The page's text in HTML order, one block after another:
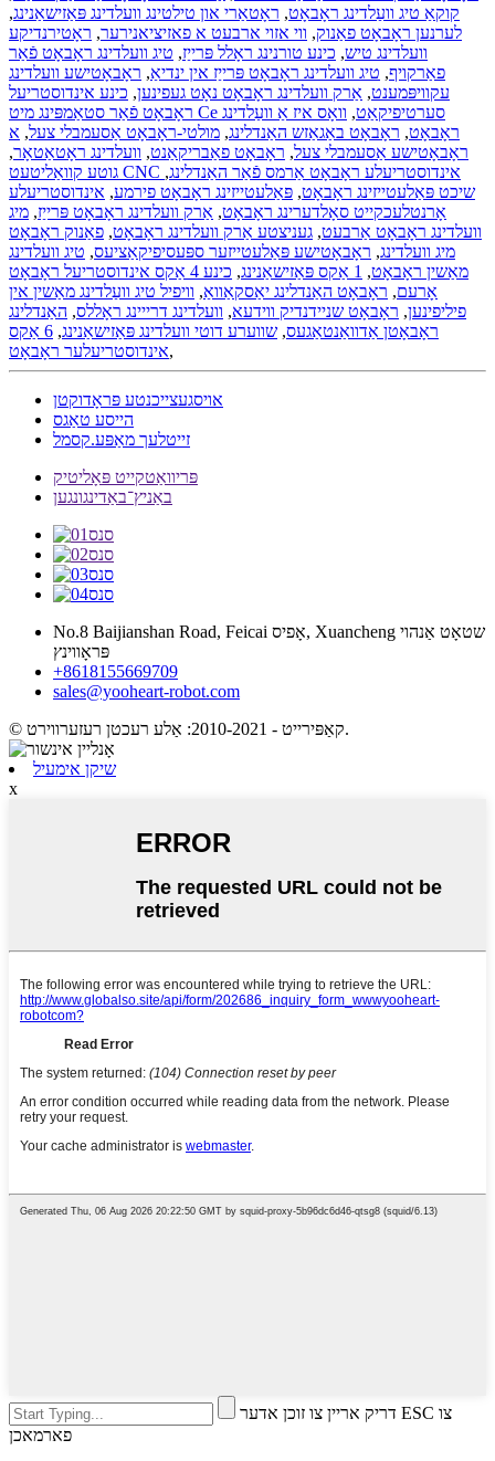
קוקאַ טיג וועַלדינג ראָבאָט, ראָטאַרי און טילטינג וועלדינג פּאַזישאַנינג,
לערנען ראָבאָט פאַנוק, ווי אזוי ארבעט א פאזיציאנירער, ראָטירנדיקע
וועלדינג טיש, כינע טורנינג ראָלל פּרייַז, טיג וועלדינג ראָבאָט פֿאַר
פאַרקויף, טיג וועלדינג ראָבאָט פּרייַז אין ינדיאַ, ראָבאָטישע וועלדינג
עקוויפּמענט, אַרק וועלדינג ראָבאָט נאָט געפינען, כינע אינדוסטריעל
ראָבאָט פֿאַר סטאַמפּינג מיט Ce סערטיפיקאַט, וואָס איז אַ וועַלדינג
ראָבאָט, ראָבאָט באַגאַזש האַנדלינג, מולטי-ראָבאָט אַסעמבלי צעל, א
ראָבאָטישע אַסעמבלי צעל, ראָבאָט פאַבריקאַנט, וועלדינג ראָטאַטאָר,
גוטע קוואַליטעט CNC אינדוסטריעלע ראָבאָט אַרמס פֿאַר האַנדלינג,
שיכט פּאַלעטייזינג ראָבאָט, פּאַלעטייזינג ראָבאָט פירמע, אינדוסטריעלע
אָרנטלעכקייט סאָלדערינג ראָבאָט, אַרק וועלדינג ראָבאָט פּרייַז, מיג
וועלדינג ראָבאָט אַרבעט, געניצטע אַרק וועלדינג ראָבאָט, פאַנוק ראָבאָט
מיג וועלדינג, ראָבאָטישע פּאַלעטייזער ספּעסיפיקאַציעס, טיג וועלדינג
מאַשין ראָבאָט, 1 אַקס פּאַזישאַנינג ,
כינע 4 אַקס אינדוסטריעל ראָבאָט
אָרעם, ראָבאָט האַנדלינג יאַסקאַוואַ, וויפיל טיג וועַלדינג מאַשין אין
פיליפינען, ראָבאָט שניידנדיק ווידעא, וועלדינג דרייינג ראָללס, האַנדלינג
ראָבאָטן אַדוואַנטאַגעס, שווערע דוטי וועלדינג פּאַזישאַנינג,
6 אַקס
אינדוסטריעלער ראָבאָט,
אויסגעצייכנטע פּראָדוקטן
הייסע טאַגס
זייטלעך מאַפּע.קסמל
פּריוואַטקייט פּאָליטיק
באַניץ־באַדינגונגען
No.8 Baijianshan Road, Feicai אָפיס, Xuancheng שטאָט אַנהוי
פּראָווינץ
+8618155669709
sales@yooheart-robot.com
© קאַפּירייט - 2010-2021: אַלע רעכטן רעזערווירט.
שיקן אימעיל
x
דריק אריין צו זוכן אדער ESC צו
פארמאכן